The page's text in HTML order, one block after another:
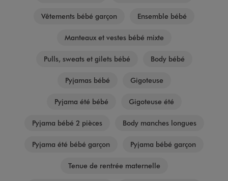
Vêtements bébé garçon Ensemble bébé
Manteaux et vestes bébé mixte
Pulls, sweats et gilets bébé Body bébé
Pyjamas bébé Gigoteuse
Pyjama été bébé Gigoteuse été
Pyjama bébé 2 pièces Body manches longues
Pyjama été bébé garçon Pyjama bébé garçon
Tenue de rentrée maternelle